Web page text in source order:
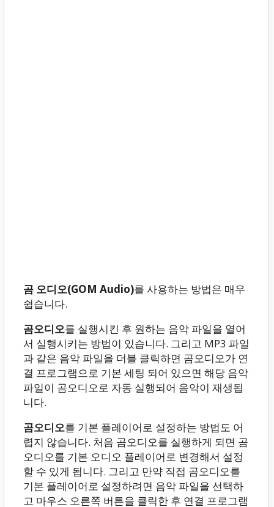
곰 오디오(GOM Audio)를 사용하는 방법은 매우
쉽습니다.
곰오디오를 실행시킨 후 원하는 음악 파일을 열어
서 실행시키는 방법이 있습니다. 그리고 MP3 파일
과 같은 음악 파일을 더블 클릭하면 곰오디오가 연
결 프로그램으로 기본 세팅 되어 있으면 해당 음악
파일이 곰오디오로 자동 실행되어 음악이 재생됩
니다.
곰오디오를 기본 플레이어로 설정하는 방법도 어
렵지 않습니다. 처음 곰오디오를 실행하게 되면 곰
오디오를 기본 오디오 플레이어로 변경해서 설정
할 수 있게 됩니다. 그리고 만약 직접 곰오디오를
기본 플레이어로 설정하려면 음악 파일을 선택하
고 마우스 오른쪽 버튼을 클릭한 후 연결 프로그램